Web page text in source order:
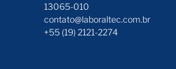
13065-010
contato@laboraltec.com.br
+55 (19) 2121-2274